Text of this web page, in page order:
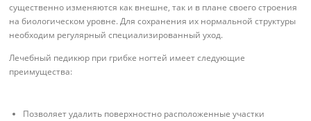
существенно изменяются как внешне, так и в плане своего строения
на биологическом уровне. Для сохранения их нормальной структуры
необходим регулярный специализированный уход.
Лечебный педикюр при грибке ногтей имеет следующие
преимущества:
Позволяет удалить поверхностно расположенные участки